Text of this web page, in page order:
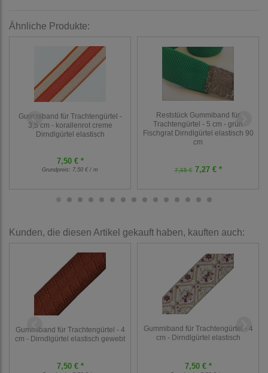
Ähnliche Produkte:
Gummiband für Trachtengürtel -
3,5 cm - korallenrot creme
Dirndlgürtel elastisch
7,50 € *
Grundpreis: 7,50 € / m
Reststück Gummiband für
Trachtengürtel - 5 cm - grün
Fischgrat Dirndlgürtel elastisch 90
cm
7,65 €7,27 € *
Kunden, die diesen Artikel gekauft haben, kauften auch:
Gummiband für Trachtengürtel - 4
cm - Dirndlgürtel elastisch gewebt
7,50 € *
Gummiband für Trachtengürtel - 4
cm - Dirndlgürtel elastisch
7,50 € *